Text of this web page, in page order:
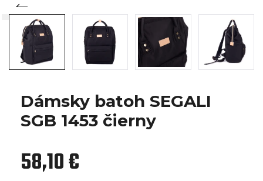
Dámsky batoh SEGALI
SGB 1453 čierny
58,10 €